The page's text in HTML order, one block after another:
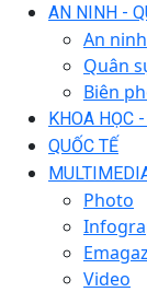
AN NINH -
An ninh
Quân
Biên
KHOA HỌC
QUỐC TẾ
Photo
Video